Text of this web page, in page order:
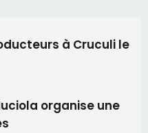
à Cruculi le
organise une